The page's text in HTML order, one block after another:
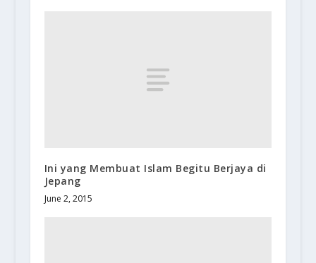
Ini yang Membuat Islam Begitu Berjaya di
Jepang
June 2, 2015